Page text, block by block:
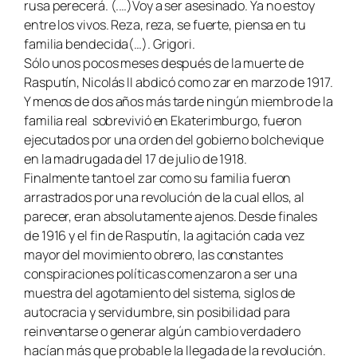
rusa perecerá. (.…)Voy a ser asesinado. Ya no estoy
entre los vivos. Reza, reza, se fuerte, piensa en tu
familia bendecida(…). Grigori.
Sólo unos pocos meses después de la muerte de
Rasputín, Nicolás II abdicó como zar en marzo de 1917.
Y menos de dos años más tarde ningún miembro de la
familia real sobrevivió en Ekaterimburgo, fueron
ejecutados por una orden del gobierno bolchevique
en la madrugada del 17 de julio de 1918.
Finalmente tanto el zar como su familia fueron
arrastrados por una revolución de la cual ellos, al
parecer, eran absolutamente ajenos. Desde finales
de 1916 y el fin de Rasputín, la agitación cada vez
mayor del movimiento obrero, las constantes
conspiraciones políticas comenzaron a ser una
muestra del agotamiento del sistema, siglos de
autocracia y servidumbre, sin posibilidad para
reinventarse o generar algún cambio verdadero
hacían más que probable la llegada de la revolución.